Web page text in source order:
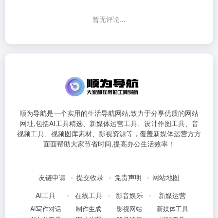
暂无评论...
顺为导航是一个实用的生活导航网站,致力于分享优质的网站
网址,包括AI工具精选、新媒体运营工具、设计作图工具、音
视频工具、视频图库素材、影视资源等，覆盖新媒体运营方方
面面帮助大家节省时间,提高办公生活效率！
友链申请 提交收录 免责声明
网站地图
AI工具
AI写作对话
在线工具
制作生成
影音娱乐
影视网站
新媒运营
新媒体工具